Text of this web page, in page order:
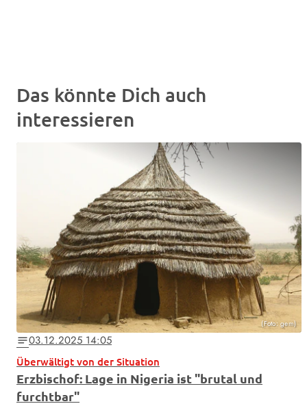
Das könnte Dich auch
interessieren
(Foto: gem)
notes03.12.2025 14:05
Überwältigt von der Situation
Erzbischof: Lage in Nigeria ist "brutal und
furchtbar"